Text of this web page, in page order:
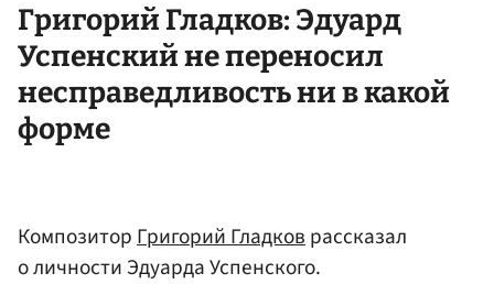
Григорий Гладков: Эдуард
Успенский не переносил
несправедливость ни в какой
форме
КомпозиторГригорий Гладковрассказал
о личности Эдуарда Успенского.